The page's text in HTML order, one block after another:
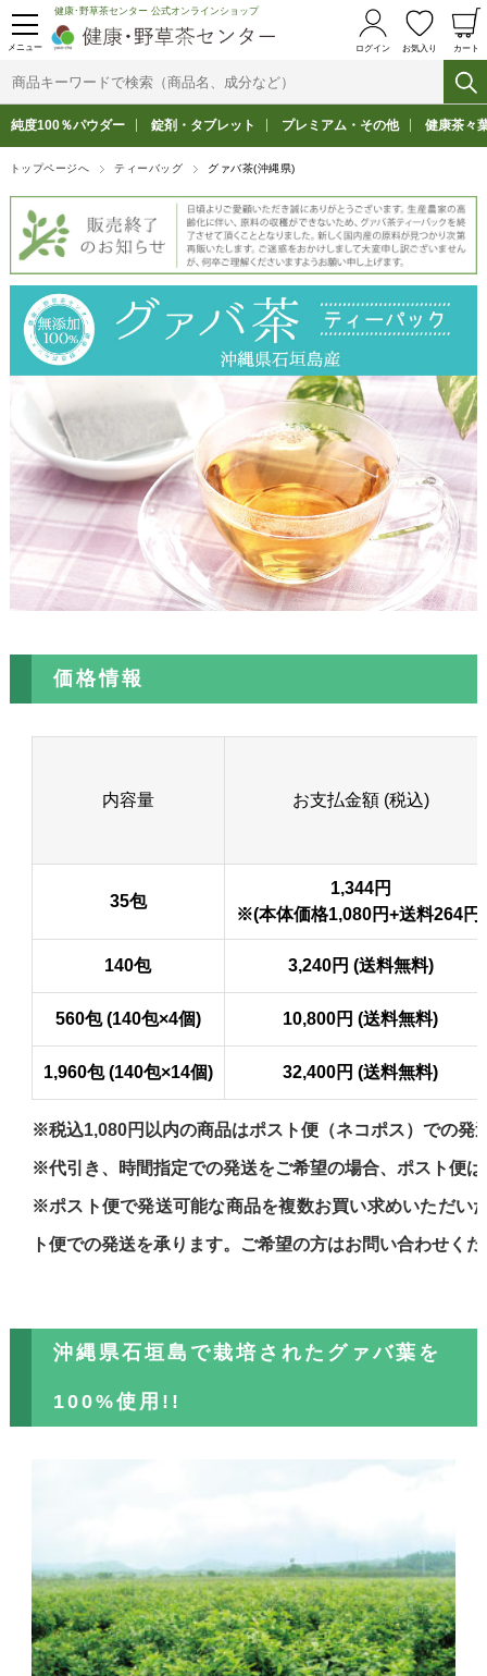
メニュー
健康･野草茶センター 公式オンラインショップ
ログイン お気入り カート
純度100％パウダー 錠剤・タブレット プレミアム・その他 健康茶々
トップページへ ティーバッグ グァバ茶(沖縄県)
価格情報
内容量 お支払金額 (税込)
35包
1,344円
※(本体価格1,080円+送料264円)
140包 3,240円 (送料無料)
560包 (140包×4個) 10,800円 (送料無料)
1,960包 (140包×14個) 32,400円 (送料無料)
※税込1,080円以内の商品はポスト便（ネコポス）での発
※代引き、時間指定での発送をご希望の場合、ポスト便
※ポスト便で発送可能な商品を複数お買い求めいただい
ト便での発送を承ります。ご希望の方はお問い合わせく
沖縄県石垣島で栽培されたグァバ葉を
100%使用!!